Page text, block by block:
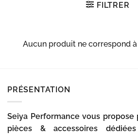
FILTRER
Aucun produit ne correspond
PRÉSENTATION
Seiya Performance vous
pièces & accessoires